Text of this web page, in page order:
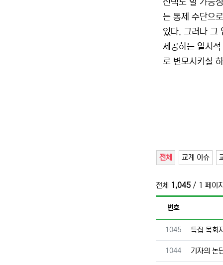
선택도 할 가능
는 통제 수단으
있다. 그러나 그
제공하는 일시
로 변모시키실
전체 교계 이슈
전체 1,045 / 1 페이
번호
번호
1045 특집 목회
번호
1044 기자의 논